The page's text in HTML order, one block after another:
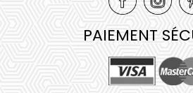
PAIEMENT